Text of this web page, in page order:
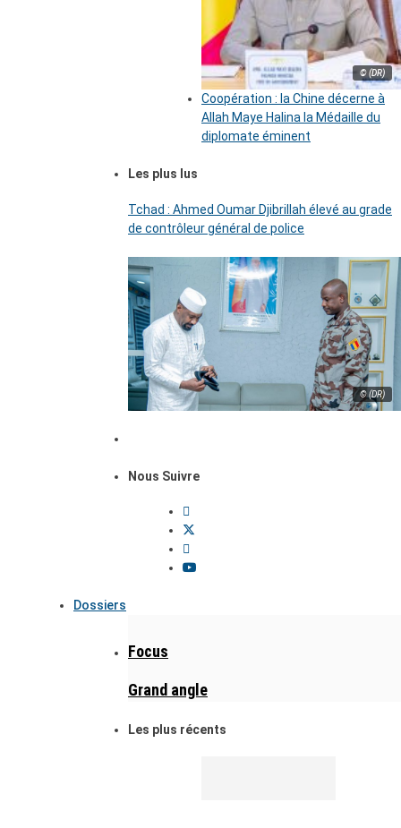
© (DR)
Coopération : la Chine décerne à
Allah Maye Halina la Médaille du
diplomate éminent
Les plus lus
Tchad : Ahmed Oumar Djibrillah élevé au grade
de contrôleur général de police
© (DR)
Nous Suivre
Dossiers
Focus
Grand angle
Les plus récents